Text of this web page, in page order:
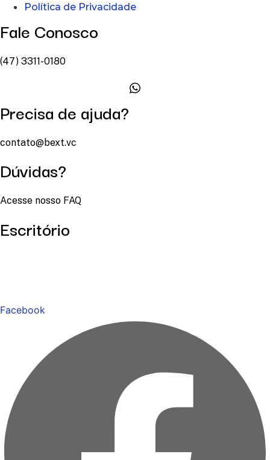
Política de Privacidade
Fale Conosco
(47) 3311-0180
Precisa de ajuda?
contato@bext.vc
Dúvidas?
Acesse nosso FAQ
Escritório
Facebook